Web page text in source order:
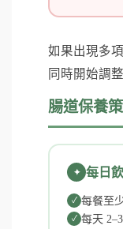
如果出現多
同時開始調
腸道保養
每日
每餐至
每天